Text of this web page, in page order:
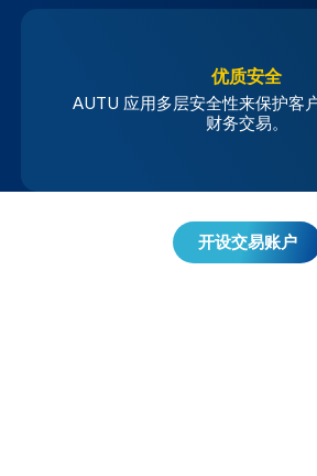
优质安全
AUTU 应用多层安全性来保护客
财务交易。
开设交易账户